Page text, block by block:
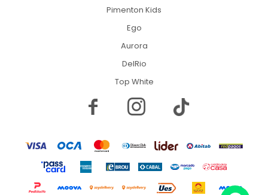
Pimenton Kids
Ego
Aurora
DelRio
Top White
 